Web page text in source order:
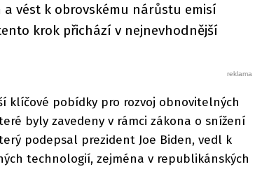
vést k obrovskému nárůstu emisí
krok přichází v nejnevhodnější
klíčové pobídky pro rozvoj obnovitelných
byly zavedeny v rámci zákona o snížení
podepsal prezident Joe Biden, vedl k
technologií, zejména v republikánských